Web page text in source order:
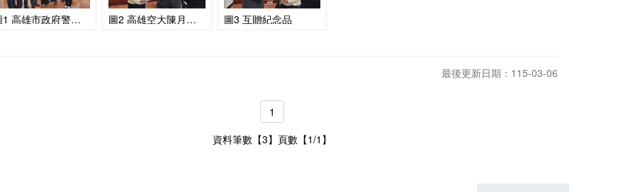
圖1 高雄市政府警察局小港分局分局長江慶斌(左3)率領轄區同仁蒞校拜會 圖2 高雄空大陳月端校長(左)致贈紀念品予小港分局江慶斌分局長(右) 圖3 互贈紀念品
最後更新日期：115-03-06
1
資料筆數【3】頁數【1/1】